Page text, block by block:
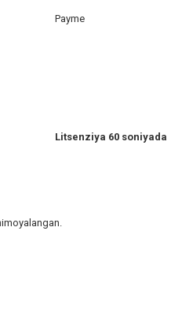
Payme
Litsenziya 60 soniyada